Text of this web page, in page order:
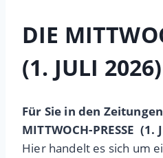
DIE
(1. JULI 2026)
Für Sie in den
MITTWOCH-PRESSE (1.
Hier handelt es sich um